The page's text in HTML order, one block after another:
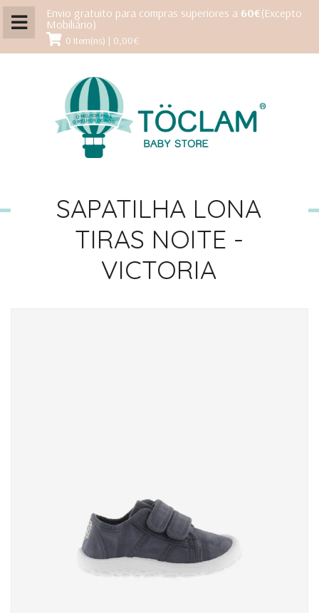
Envio gratuito para compras superiores a 60€(Excepto
Mobiliário)
0 Item(ns) | 0,00€
SAPATILHA LONA
TIRAS NOITE -
VICTORIA